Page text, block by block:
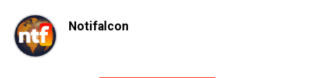
Notifalcon